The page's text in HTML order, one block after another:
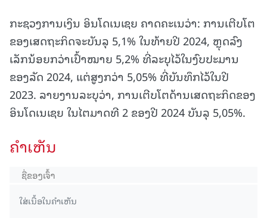
ກະຊວງການເງິນ ອິນໂດເນເຊຍ ຄາດຄະເນວ່າ: ການເຕີບໂຕ
ຂອງເສດຖະກິດຈະບັນລຸ 5,1% ໃນທ້າຍປີ 2024, ຫຼຸດລົງ
ເລັກນ້ອຍກວ່າເປົ້າໝາຍ 5,2% ທີ່ລະບຸໄວ້ໃນງົບປະມານ
ຂອງລັດ 2024, ແຕ່ສູງກວ່າ 5,05% ທີ່ບັນທຶກໄວ້ໃນປີ
2023. ລາຍງານລະບຸວ່າ, ການເຕີບໂຕດ້ານເສດຖະກິດຂອງ
ອິນໂດເນເຊຍ ໃນໄຕມາດທີ 2 ຂອງປີ 2024 ບັນລຸ 5,05%.
ຄໍາເຫັນ